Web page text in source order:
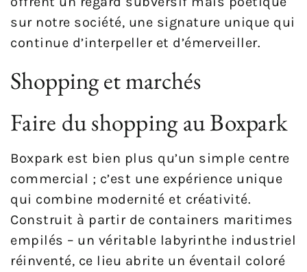
sur notre société, une signature unique qui
continue d’interpeller et d’émerveiller.
Shopping et marchés
Faire du shopping au Boxpark
Boxpark est bien plus qu’un simple centre
commercial ; c’est une expérience unique
qui combine modernité et créativité.
Construit à partir de containers maritimes
empilés – un véritable labyrinthe industriel
réinventé, ce lieu abrite un éventail coloré